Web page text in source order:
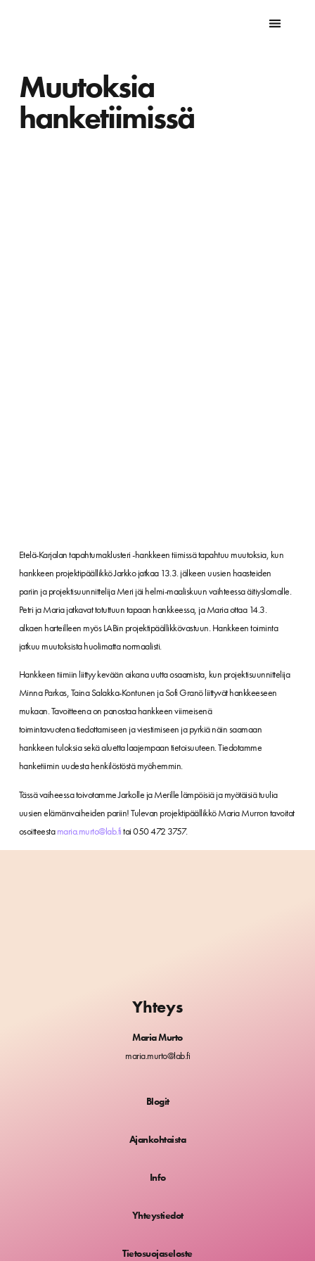
Muutoksia
hanketiimissä
Etelä-Karjalan tapahtumaklusteri -hankkeen tiimissä tapahtuu muutoksia, kun
hankkeen projektipäällikkö Jarkko jatkaa 13.3. jälkeen uusien haasteiden
pariin ja projektisuunnittelija Meri jäi helmi-maaliskuun vaihteessa äitiyslomalle.
Petri ja Maria jatkavat totuttuun tapaan hankkeessa, ja Maria ottaa 14.3.
alkaen harteilleen myös LABin projektipäällikkövastuun. Hankkeen toiminta
jatkuu muutoksista huolimatta normaalisti.
Hankkeen tiimiin liittyy kevään aikana uutta osaamista, kun projektisuunnittelija
Minna Parkas, Taina Salakka-Kontunen ja Sofi Granö liittyvät hankkeeseen
mukaan. Tavoitteena on panostaa hankkeen viimeisenä
toimintavuotena tiedottamiseen ja viestimiseen ja pyrkiä näin saamaan
hankkeen tuloksia sekä aluetta laajempaan tietoisuuteen. Tiedotamme
hanketiimin uudesta henkilöstöstä myöhemmin.
Tässä vaiheessa toivotamme Jarkolle ja Merille lämpöisiä ja myötäisiä tuulia
uusien elämänvaiheiden pariin! Tulevan projektipäällikkö Maria Murron tavoitat
osoitteestamaria.murto@lab.fitai 050 472 3757.
Yhteys
Maria Murto
maria.murto@lab.fi
Blogit
Ajankohtaista
Info
Yhteystiedot
Tietosuojaseloste